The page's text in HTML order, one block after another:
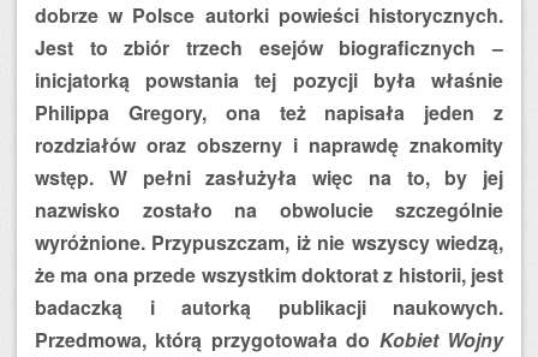
dobrze w Polsce autorki powieści historycznych.
Jest to zbiór trzech esejów biograficznych –
inicjatorką powstania tej pozycji była właśnie
Philippa Gregory, ona też napisała jeden z
rozdziałów oraz obszerny i naprawdę znakomity
wstęp. W pełni zasłużyła więc na to, by jej
nazwisko zostało na obwolucie szczególnie
wyróżnione. Przypuszczam, iż nie wszyscy wiedzą,
że ma ona przede wszystkim doktorat z historii, jest
badaczką i autorką publikacji naukowych.
Przedmowa, którą przygotowała do Kobiet Wojny